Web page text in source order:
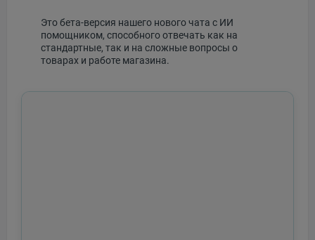
Это бета-версия нашего нового чата с ИИ
помощником, способного отвечать как на
стандартные, так и на сложные вопросы о
товарах и работе магазина.